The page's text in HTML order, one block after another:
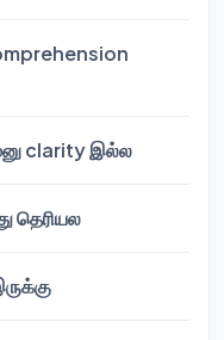
clarity இல்ல
தெரியல